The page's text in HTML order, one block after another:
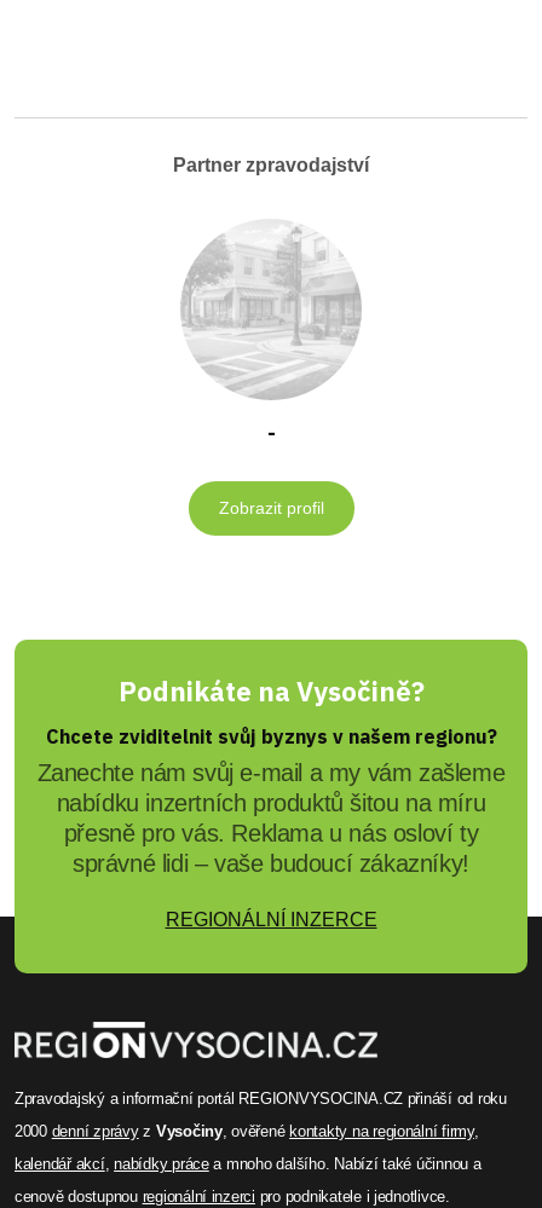
Partner zpravodajství
-
Zobrazit profil
Podnikáte na Vysočině?
Chcete zviditelnit svůj byznys v našem regionu?
Zanechte nám svůj e-mail a my vám zašleme
nabídku inzertních produktů šitou na míru
přesně pro vás. Reklama u nás osloví ty
správné lidi – vaše budoucí zákazníky!
REGIONÁLNÍ INZERCE
Zpravodajský a informační portál REGIONVYSOCINA.CZ přináší od roku
2000 denní zprávyz Vysočiny, ověřené kontakty na regionální firmy,
kalendář akcí,nabídky prácea mnoho dalšího. Nabízí také účinnou a
cenově dostupnou regionální inzerci pro podnikatele i jednotlivce.